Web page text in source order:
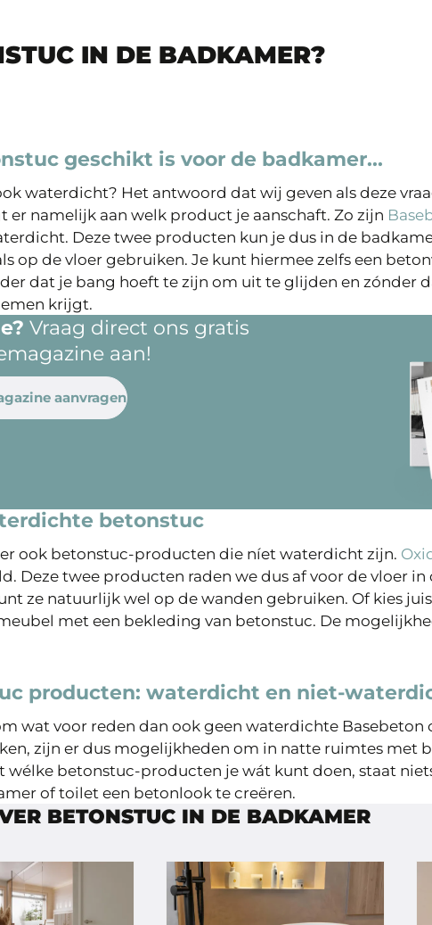
IN DE BADKAMER?
geschikt is voor de badkamer...
waterdicht? Het antwoord dat wij geven als deze
er namelijk aan welk product je aanschaft. Zo zijn
Deze twee producten kun je dus in de
op de vloer gebruiken. Je kunt hiermee zelfs een
dat je bang hoeft te zijn om uit te glijden en zónder
krijgt.
Vraag direct ons gratis
aan!
aanvragen
betonstuc
ook betonstuc-producten die níet waterdicht zijn.
Deze twee producten raden we dus af voor de vloer
ze natuurlijk wel op de wanden gebruiken. Of kies
met een bekleding van betonstuc. De
producten: waterdicht en niet-
wat voor reden dan ook geen waterdichte
zijn er dus mogelijkheden om in natte ruimtes met
wélke betonstuc-producten je wát kunt doen, staat
of toilet een betonlook te creëren.
BETONSTUC IN DE BADKAMER